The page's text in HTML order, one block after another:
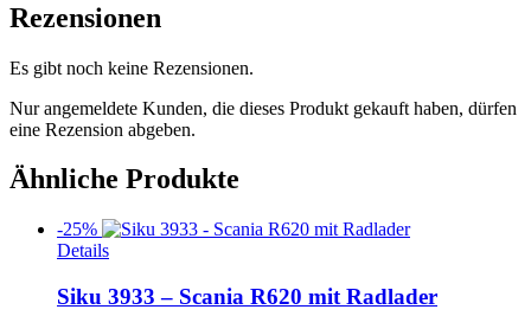
Rezensionen
Es gibt noch keine Rezensionen.
Nur angemeldete Kunden, die dieses Produkt gekauft haben, dürfen
eine Rezension abgeben.
Ähnliche Produkte
-25%
Details
Siku 3933 – Scania R620 mit Radlader